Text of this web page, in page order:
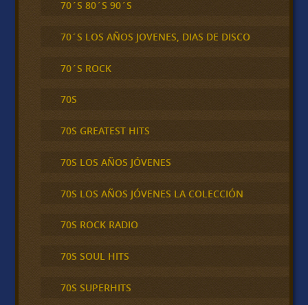
70´S 80´S 90´S
70´S LOS AÑOS JOVENES, DIAS DE DISCO
70´S ROCK
70S
70S GREATEST HITS
70S LOS AÑOS JÓVENES
70S LOS AÑOS JÓVENES LA COLECCIÓN
70S ROCK RADIO
70S SOUL HITS
70S SUPERHITS